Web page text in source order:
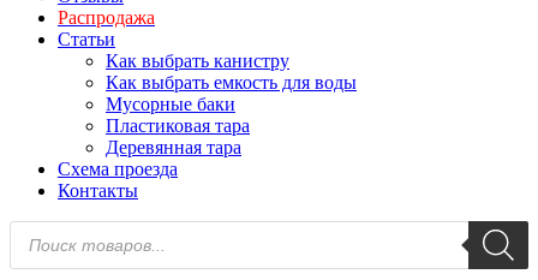
Распродажа
Статьи
Как выбрать канистру
Как выбрать емкость для воды
Мусорные баки
Пластиковая тара
Деревянная тара
Схема проезда
Контакты
Поиск
товаров